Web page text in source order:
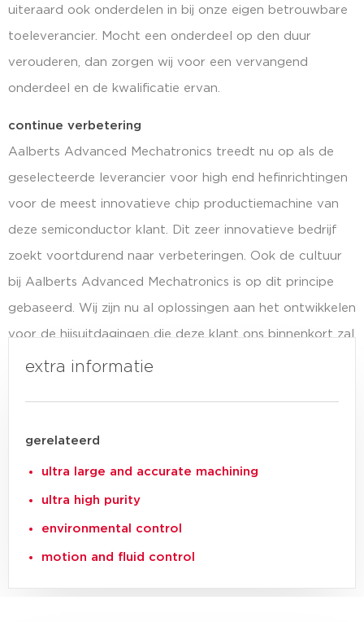
uiteraard ook onderdelen in bij onze eigen betrouwbare
toeleverancier. Mocht een onderdeel op den duur
verouderen, dan zorgen wij voor een vervangend
onderdeel en de kwalificatie ervan.
continue verbetering
Aalberts Advanced Mechatronics treedt nu op als de
geselecteerde leverancier voor high end hefinrichtingen
voor de meest innovatieve chip productiemachine van
deze semiconductor klant. Dit zeer innovatieve bedrijf
zoekt voortdurend naar verbeteringen. Ook de cultuur
bij Aalberts Advanced Mechatronics is op dit principe
gebaseerd. Wij zijn nu al oplossingen aan het ontwikkelen
voor de hijsuitdagingen die deze klant ons binnenkort zal
bieden.
extra informatie
gerelateerd
ultra large and accurate machining
ultra high purity
environmental control
motion and fluid control